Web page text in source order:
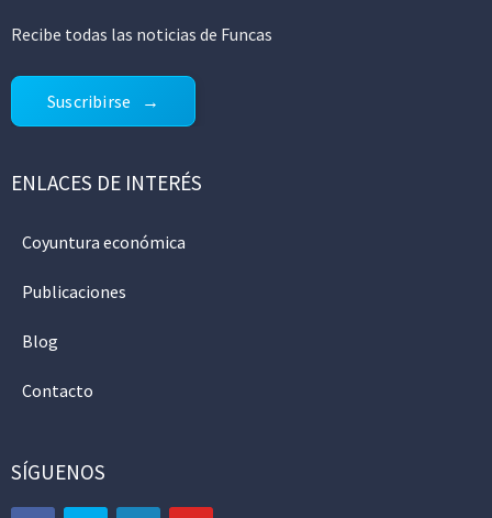
Recibe todas las noticias de Funcas
Suscribirse
ENLACES DE INTERÉS
Coyuntura económica
Publicaciones
Blog
Contacto
SÍGUENOS